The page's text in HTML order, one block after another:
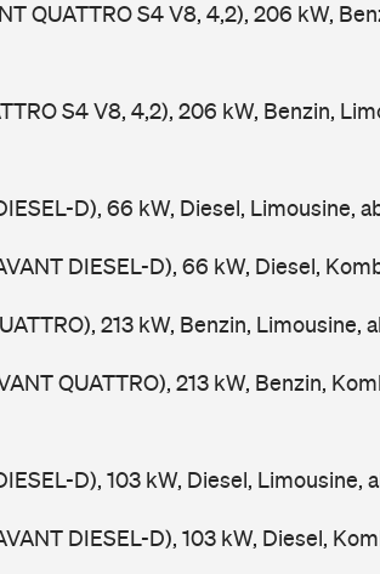
QUATTRO S4 V8, 4,2), 206 kW,
S4 V8, 4,2), 206 kW, Benzin,
D), 66 kW, Diesel, Limousine,
DIESEL-D), 66 kW, Diesel,
213 kW, Benzin, Limousine,
QUATTRO), 213 kW, Benzin,
D), 103 kW, Diesel, Limousine,
DIESEL-D), 103 kW, Diesel,